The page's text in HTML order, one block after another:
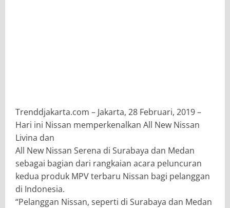
Trenddjakarta.com – Jakarta, 28 Februari, 2019 –
Hari ini Nissan memperkenalkan All New Nissan
Livina dan
All New Nissan Serena di Surabaya dan Medan
sebagai bagian dari rangkaian acara peluncuran
kedua produk MPV terbaru Nissan bagi pelanggan
di Indonesia.
“Pelanggan Nissan, seperti di Surabaya dan Medan